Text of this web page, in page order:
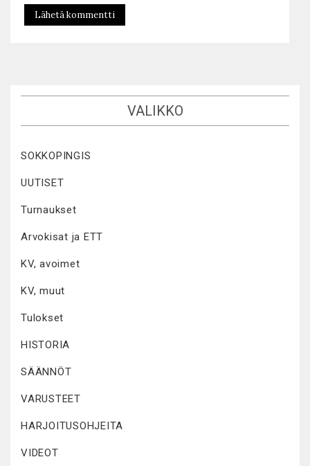
VALIKKO
SOKKOPINGIS
UUTISET
Turnaukset
Arvokisat ja ETT
KV, avoimet
KV, muut
Tulokset
HISTORIA
SÄÄNNÖT
VARUSTEET
HARJOITUSOHJEITA
VIDEOT